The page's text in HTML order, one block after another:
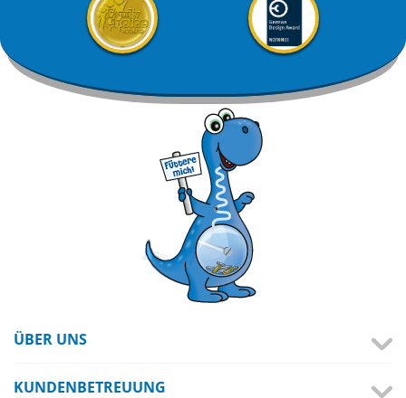
ÜBER UNS
KUNDENBETREUUNG